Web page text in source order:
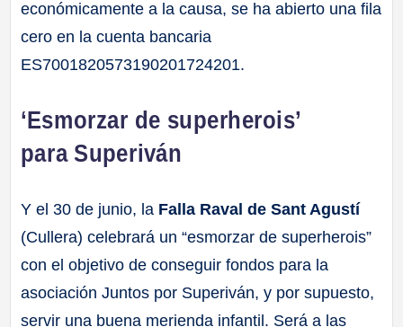
económicamente a la causa, se ha abierto una fila
cero en la cuenta bancaria
ES7001820573190201724201.
‘Esmorzar de superherois’
para Superiván
Y el 30 de junio, la Falla Raval de Sant Agustí
(Cullera) celebrará un “esmorzar de superherois”
con el objetivo de conseguir fondos para la
asociación Juntos por Superiván, y por supuesto,
servir una buena merienda infantil. Será a las